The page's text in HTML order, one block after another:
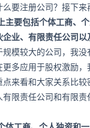
要注册公司？接下来
主要包括个体工商、
业、有限责任公司以
模较大的公司，我没
多应用于股权激励，
来看和大家关系比较
限责任公司和有限责